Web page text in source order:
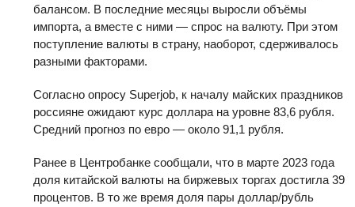
балансом. В последние месяцы выросли объёмы
импорта, а вместе с ними — спрос на валюту. При этом
поступление валюты в страну, наоборот, сдерживалось
разными факторами.
Согласно опросу Superjob, к началу майских праздников
россияне ожидают курс доллара на уровне 83,6 рубля.
Средний прогноз по евро — около 91,1 рубля.
Ранее в Центробанке сообщали, что в марте 2023 года
доля китайской валюты на биржевых торгах достигла 39
процентов. В то же время доля пары доллар/рубль